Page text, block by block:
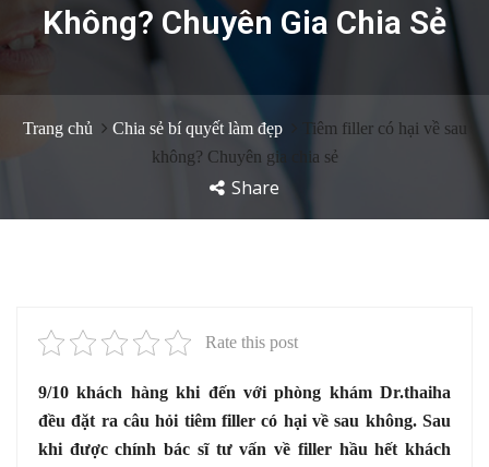
Không? Chuyên Gia Chia Sẻ
Trang chủ Chia sẻ bí quyết làm đẹp
Tiêm filler có hại về sau
không? Chuyên gia chia sẻ
Share
Rate this post
9/10 khách hàng khi đến với phòng khám Dr.thaiha
đều đặt ra câu hỏi tiêm filler có hại về sau không. Sau
khi được chính bác sĩ tư vấn về filler hầu hết khách